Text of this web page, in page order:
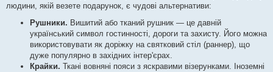
людини, якій везете подарунок, є чудові альтернативи:
Рушники. Вишитий або тканий рушник — це давній
український символ гостинності, дороги та захисту. Його можна
використовувати як доріжку на святковий стіл (раннер), що
дуже популярно в західних інтер'єрах.
Крайки. Ткані вовняні пояси з яскравими візерунками. Іноземні